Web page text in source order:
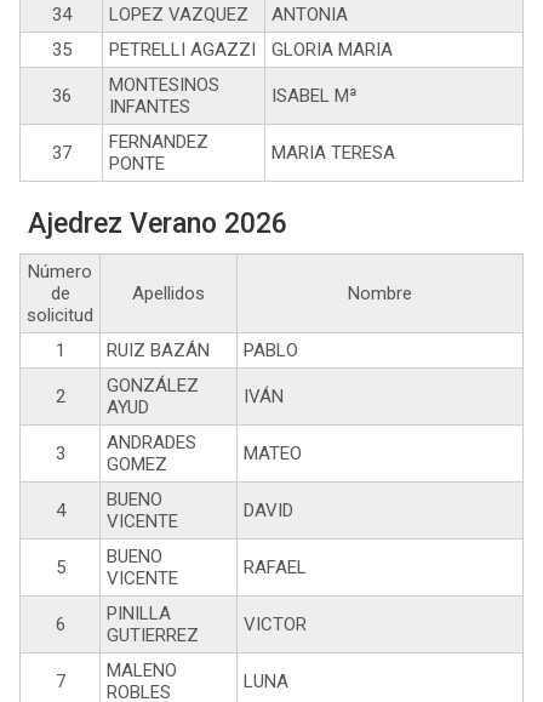
34
LOPEZ VAZQUEZ
ANTONIA
35
PETRELLI AGAZZI GLORIA MARIA
36
MONTESINOS
INFANTES
ISABEL Mª
37
FERNANDEZ
PONTE
MARIA TERESA
Ajedrez Verano 2026
Número
de
solicitud
Apellidos Nombre
1 RUIZ BAZÁN PABLO
2
GONZÁLEZ
AYUD
IVÁN
3
ANDRADES
GOMEZ
MATEO
4
BUENO
VICENTE
DAVID
5
BUENO
VICENTE
RAFAEL
6
PINILLA
GUTIERREZ
VICTOR
7
MALENO
ROBLES
LUNA